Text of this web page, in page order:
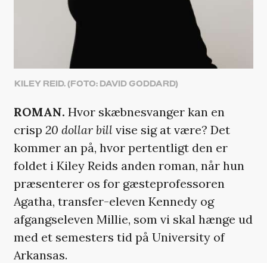
KILEY REID. (FOTO: DAVID GODDARD)
ROMAN. Hvor skæbnesvanger kan en
crisp 20 dollar billvise sig at være? Det
kommer an på, hvor pertentligt den er
foldet i Kiley Reids anden roman, når hun
præsenterer os for gæsteprofessoren
Agatha, transfer-eleven Kennedy og
afgangseleven Millie, som vi skal hænge ud
med et semesters tid på University of
Arkansas.